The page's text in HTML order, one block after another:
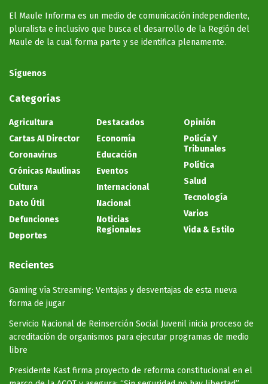
El Maule Informa es un medio de comunicación independiente,
pluralista e inclusivo que busca el desarrollo de la Región del
Maule de la cual forma parte y se identifica plenamente.
Síguenos
Categorías
Agricultura
Cartas Al Director
Coronavirus
Crónicas Maulinas
Cultura
Dato Útil
Defunciones
Deportes
Destacados
Economía
Educación
Eventos
Internacional
Nacional
Noticias
Regionales
Opinión
Policía Y
Tribunales
Política
Salud
Tecnología
Varios
Vida & Estilo
Recientes
Gaming vía Streaming: Ventajas y desventajas de esta nueva
forma de jugar
Servicio Nacional de Reinserción Social Juvenil inicia proceso de
acreditación de organismos para ejecutar programas de medio
libre
Presidente Kast firma proyecto de reforma constitucional en el